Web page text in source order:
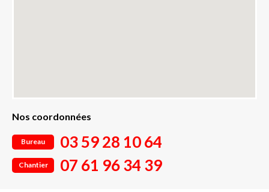
Nos coordonnées
Bureau 03 59 28 10 64
Chantier 07 61 96 34 39